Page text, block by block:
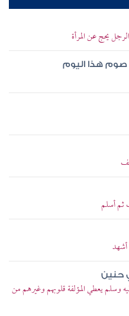
يحج عن المرأة
صوم هذا اليوم
ثم أسلم
حنين
يعطي المؤلفة قلوبهم وغيرهم من